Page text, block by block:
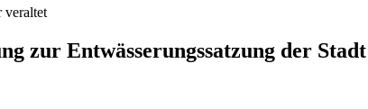
veraltet
zur Entwässerungssatzung der